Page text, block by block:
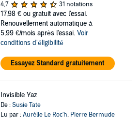
4,7
31 notations
17,98 € ou gratuit avec l'essai.
Renouvellement automatique à
5,99 €/mois après l'essai. Voir
conditions d'éligibilité
Essayez Standard gratuitement
Invisible Yaz
De :Susie Tate
Lu par :Aurélie Le Roc'h, Pierre Bermude